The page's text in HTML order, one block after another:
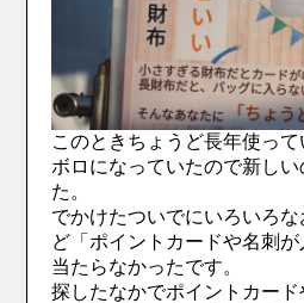
このときちょうど長年使っ
ボロになっていたので新し
た。
でかけたついでにいろいろ
ど「ポイントカードや名刺
当たらなかったです。
探したなかでポイントカー